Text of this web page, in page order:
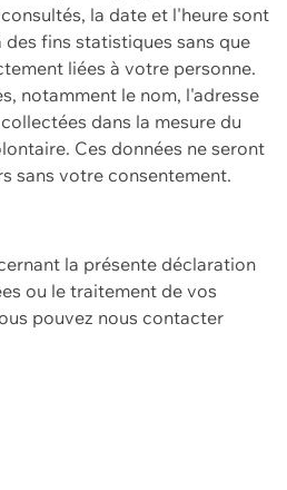
la date et l'heure sont
fins statistiques sans que
liées à votre personne.
notamment le nom, l'adresse
dans la mesure du
Ces données ne seront
sans votre consentement.
la présente déclaration
ou le traitement de vos
pouvez nous contacter